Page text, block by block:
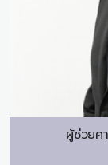
ผู้ช่วยศ